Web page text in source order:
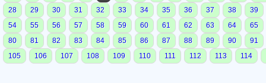
28
29 30 31 32 33 34 35 36 37 38
39
54
55 56 57 58 59 60 61 62 63 64
65
80
81 82 83 84 85 86 87 88 89 90
91
105
106 107 108 109 110 111 112 113 114